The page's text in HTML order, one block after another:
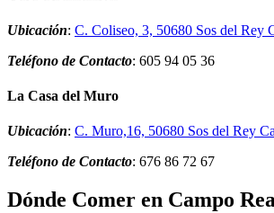
Ubicación: C. Coliseo, 3, 50680 Sos del Rey
Teléfono de Contacto: 605 94 05 36
La Casa del Muro
Ubicación: C. Muro,16, 50680 Sos del Rey
Teléfono de Contacto: 676 86 72 67
Dónde Comer en Campo